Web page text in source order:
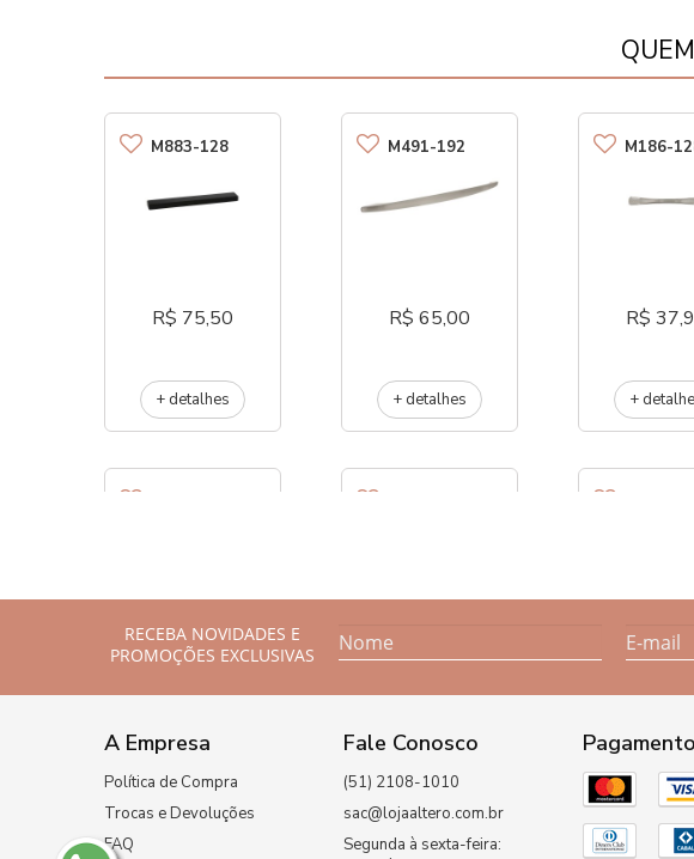
M883-128
R$ 75,50
+ detalhes
M491-192
R$ 65,00
+ detalhes
M186-
R$
+
R$ 55,00
+ detalhes + detalhes + detalhes
RECEBA NOVIDADES E
PROMOÇÕES EXCLUSIVAS
A Empresa
Política de Compra
Trocas e Devoluções
FAQ
Fale Conosco
(51) 2108-1010
sac@lojaaltero.com.br
Segunda à sexta-feira:
Pagamento